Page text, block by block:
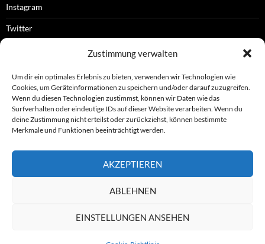
Zustimmung verwalten
Um dir ein optimales Erlebnis zu bieten, verwenden wir Technologien wie
Cookies, um Geräteinformationen zu speichern und/oder darauf zuzugreifen.
Wenn du diesen Technologien zustimmst, können wir Daten wie das
Surfverhalten oder eindeutige IDs auf dieser Website verarbeiten. Wenn du
deine Zustimmung nicht erteilst oder zurückziehst, können bestimmte
Merkmale und Funktionen beeinträchtigt werden.
AKZEPTIEREN
ABLEHNEN
EINSTELLUNGEN ANSEHEN
Instagram
Twitter
OFFIZIELLES
Impressum